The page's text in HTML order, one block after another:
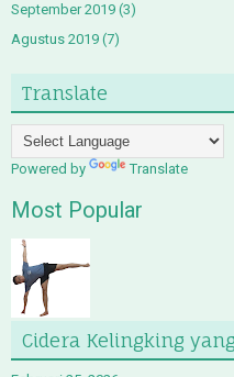
September 2019 (3)
Agustus 2019 (7)
Translate
Powered by Translate
Most Popular
Cidera Kelingking